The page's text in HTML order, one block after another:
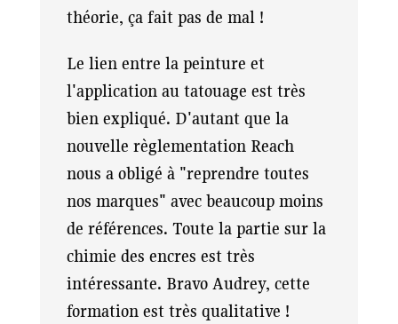
théorie, ça fait pas de mal !
Le lien entre la peinture et
l'application au tatouage est très
bien expliqué. D'autant que la
nouvelle règlementation Reach
nous a obligé à "reprendre toutes
nos marques" avec beaucoup moins
de références. Toute la partie sur la
chimie des encres est très
intéressante. Bravo Audrey, cette
formation est très qualitative !